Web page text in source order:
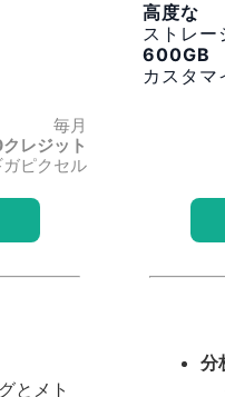
毎月
レジット
ピクセル
とメト
高度な
ストレー
600GB
カスタマ
分